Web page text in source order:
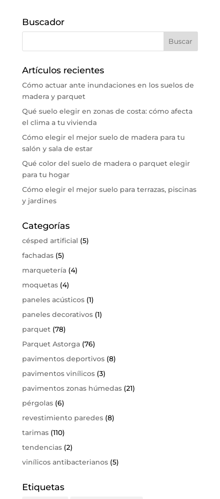
Buscador
Artículos recientes
Cómo actuar ante inundaciones en los suelos de
madera y parquet
Qué suelo elegir en zonas de costa: cómo afecta
el clima a tu vivienda
Cómo elegir el mejor suelo de madera para tu
salón y sala de estar
Qué color del suelo de madera o parquet elegir
para tu hogar
Cómo elegir el mejor suelo para terrazas, piscinas
y jardines
Categorías
césped artificial (5)
fachadas(5)
marquetería(4)
moquetas(4)
paneles acústicos(1)
paneles decorativos(1)
parquet(78)
Parquet Astorga(76)
pavimentos deportivos(8)
pavimentos vinílicos(3)
pavimentos zonas húmedas(21)
pérgolas(6)
revestimiento paredes(8)
tarimas(110)
tendencias(2)
vinílicos antibacterianos(5)
Etiquetas